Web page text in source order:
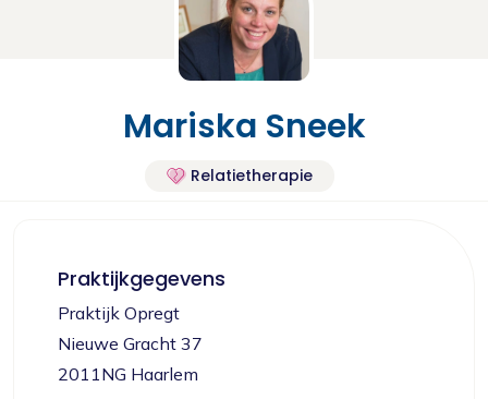
Mariska Sneek
Relatietherapie
Praktijkgegevens
Praktijk Opregt
Nieuwe Gracht 37
2011NG Haarlem